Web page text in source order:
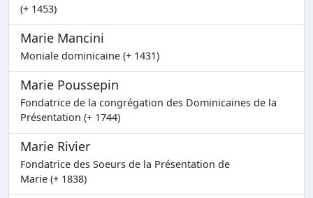
(+ 1453)
Marie Mancini
Moniale dominicaine (+ 1431)
Marie Poussepin
Fondatrice de la congrégation des Dominicaines de la
Présentation (+ 1744)
Marie Rivier
Fondatrice des Soeurs de la Présentation de
Marie (+ 1838)